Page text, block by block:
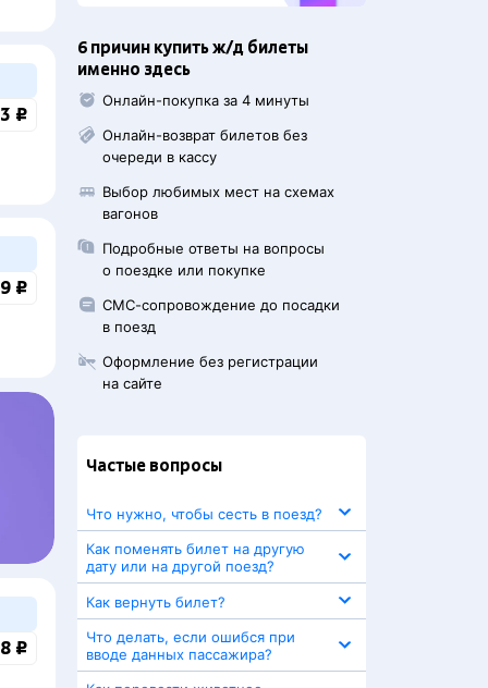
₽
₽
₽
6 причин купить ж/д билеты
именно здесь
Онлайн-покупка за 4 минуты
Онлайн-возврат билетов без
очереди в кассу
Выбор любимых мест на схемах
вагонов
Подробные ответы на вопросы
о поездке или покупке
СМС-сопровождение до посадки
в поезд
Оформление без регистрации
на сайте
Частые вопросы
Что нужно, чтобы сесть в поезд?
Как поменять билет на другую
дату или на другой поезд?
Как вернуть билет?
Что делать, если ошибся при
вводе данных пассажира?